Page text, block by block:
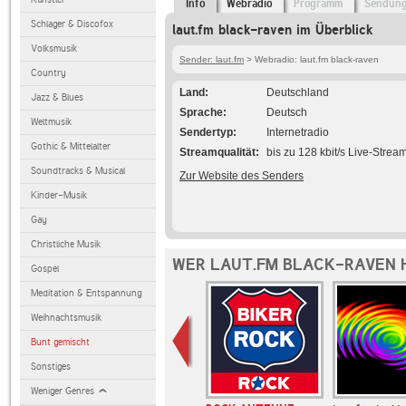
Schlager & Discofox
Volksmusik
Country
Jazz & Blues
Weltmusik
Gothic & Mittelalter
Soundtracks & Musical
Kinder-Musik
Gay
Christliche Musik
Gospel
Meditation & Entspannung
Weihnachtsmusik
Bunt gemischt
Sonstiges
Weniger Genres
Info Webradio Programm
laut.fm black-raven im Überblick
Sender: laut.fm > Webradio: laut.fm black-raven
Land
Deutschland
Sprache
Deutsch
Sendertyp
Internetradio
Streamqualität
bis zu 128 kbit/s Live-
Zur Website des Senders
WER LAUT.FM BLACK-RAVEN